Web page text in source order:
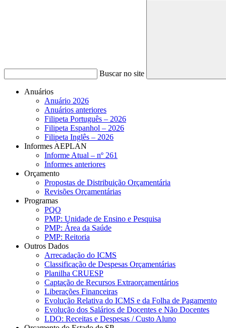
Buscar no site
Anuários
Anuário 2026
Anuários anteriores
Filipeta Português – 2026
Filipeta Espanhol – 2026
Filipeta Inglês – 2026
Informes AEPLAN
Informe Atual – nº 261
Informes anteriores
Orçamento
Propostas de Distribuição Orçamentária
Revisões Orçamentárias
Programas
PQO
PMP: Unidade de Ensino e Pesquisa
PMP: Área da Saúde
PMP: Reitoria
Outros Dados
Arrecadação do ICMS
Classificação de Despesas Orçamentárias
Planilha CRUESP
Captação de Recursos Extraorçamentários
Liberações Financeiras
Evolução Relativa do ICMS e da Folha de Pagamento
Evolução dos Salários de Docentes e Não Docentes
LDO: Receitas e Despesas / Custo Aluno